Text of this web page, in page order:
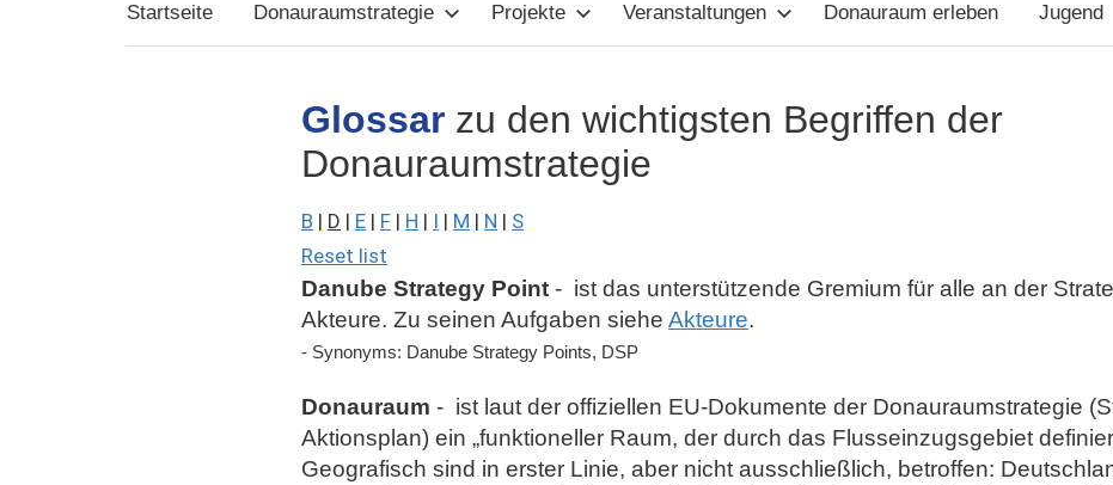
Startseite Donauraumstrategie Projekte Veranstaltungen Donauraum erleben Jugend
Glossar zu den wichtigsten Begriffen der
Donauraumstrategie
B | D | E | F | H | I | M | N | S
Reset list
Danube Strategy Point - ist das unterstützende Gremium für alle an der
Akteure. Zu seinen Aufgaben siehe Akteure.
- Synonyms: Danube Strategy Points, DSP
Donauraum - ist laut der offiziellen EU-Dokumente der Donauraumstrategie
Aktionsplan) ein „funktioneller Raum, der durch das Flusseinzugsgebiet
Geografisch sind in erster Linie, aber nicht ausschließlich, betroffen: